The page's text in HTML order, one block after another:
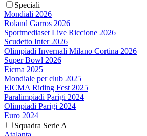
Speciali
Mondiali 2026
Roland Garros 2026
Sportmediaset Live Riccione 2026
Scudetto Inter 2026
Olimpiadi Invernali Milano Cortina 2026
Super Bowl 2026
Eicma 2025
Mondiale per club 2025
EICMA Riding Fest 2025
Paralimpiadi Parigi 2024
Olimpiadi Parigi 2024
Euro 2024
Squadra Serie A